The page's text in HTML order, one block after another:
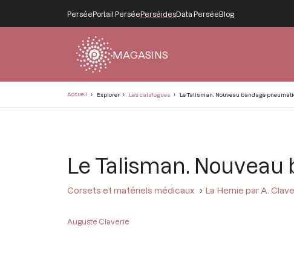
PerséePortail PerséePerséidesData PerséeBlog
MAGASINS
Accueil Explorer Les catalogues Le Talisman. Nouveau bandage
Le Talisman.
Corsets et matériels médicaux La Hernie par A.
Auguste Claverie